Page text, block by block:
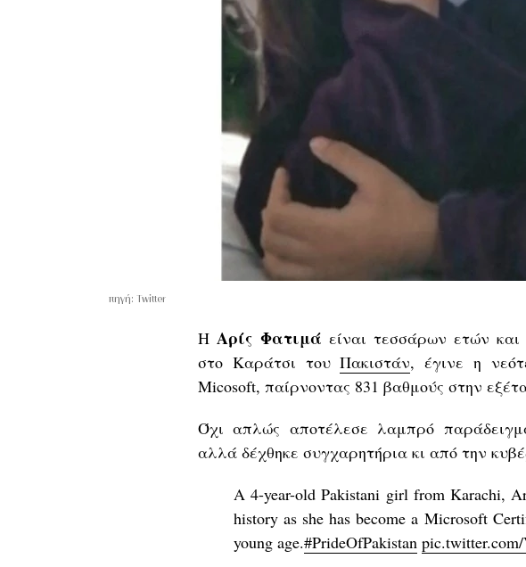
πηγή: Twitter
Η Αρίς Φατιμά είναι τεσσάρων ετών
στο Καράτσι τουΠακιστάν, έγινε η
Micosoft, παίρνοντας 831 βαθμούς στην
Όχι απλώς αποτέλεσε λαμπρό
αλλά δέχθηκε συγχαρητήρια κι από την
A 4-year-old Pakistani girl from Karachi,
history as she has become a Microsoft
young age.#PrideOfPakistan